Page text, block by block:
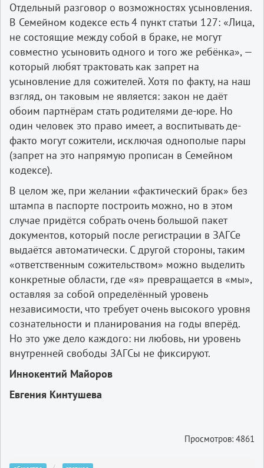
Отдельный разговор о возможностях усыновления.
В Семейном кодексе есть 4 пункт статьи 127: «Лица,
не состоящие между собой в браке, не могут
совместно усыновить одного и того же ребёнка», —
который любят трактовать как запрет на
усыновление для сожителей. Хотя по факту, на наш
взгляд, он таковым не является: закон не даёт
обоим партнёрам стать родителями де-­юре. Но
один человек это право имеет, а воспитывать де­-
факто могут сожители, исключая однополые пары
(запрет на это напрямую прописан в Семейном
кодексе).
В целом же, при желании «фактический брак» без
штампа в паспорте построить можно, но в этом
случае придётся собрать очень большой пакет
документов, который после регистрации в ЗАГСе
выдаётся автоматически. С другой стороны, таким
«ответственным сожительством» можно выделить
конкретные области, где «я» превращается в «мы»,
оставляя за собой определённый уровень
независимости, что требует очень высокого уровня
сознательности и планирования на годы вперёд.
Но это уже дело каждого: ни любовь, ни уровень
внутренней свободы ЗАГСы не фиксируют.
Иннокентий Майоров
Евгения Кинтушева
Просмотров: 4861